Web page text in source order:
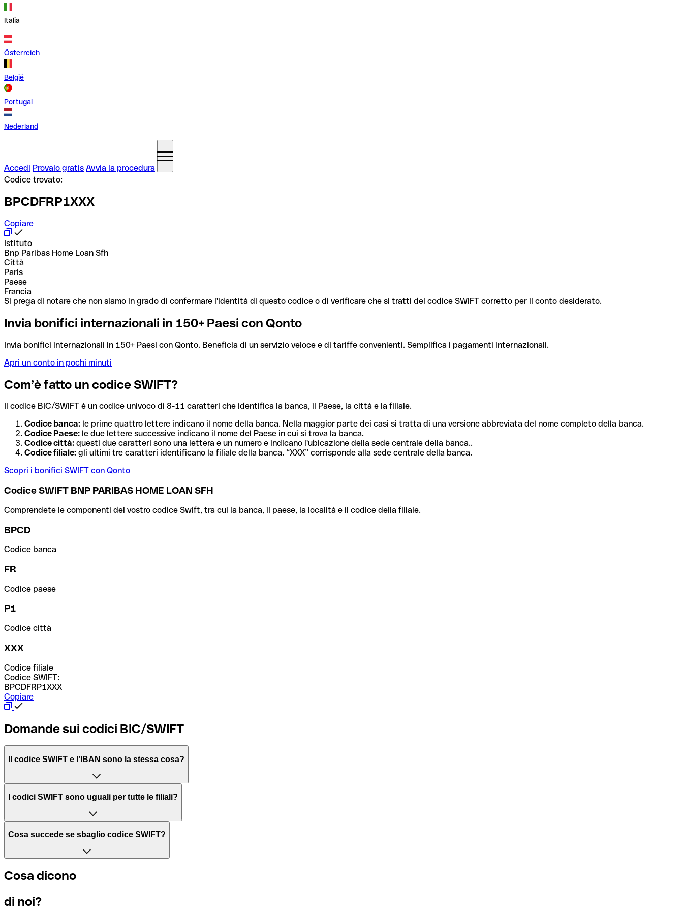
Italia
Österreich
België
Portugal
Nederland
Accedi Provalo gratis Avvia la procedura
Codice trovato:
BPCDFRP1XXX
Copiare
Istituto
Bnp Paribas Home Loan Sfh
Città
Paris
Paese
Francia
Si prega di notare che non siamo in grado di confermare l'identità di questo codice o di verificare che si tratti del codice SWIFT corretto per il conto desiderato.
Invia bonifici internazionali in 150+ Paesi con Qonto
Invia bonifici internazionali in 150+ Paesi con Qonto. Beneficia di un servizio veloce e di tariffe convenienti. Semplifica i pagamenti internazionali.
Apri un conto in pochi minuti
Com’è fatto un codice SWIFT?
Il codice BIC/SWIFT è un codice univoco di 8-11 caratteri che identifica la banca, il Paese, la città e la filiale.
Codice banca: le prime quattro lettere indicano il nome della banca. Nella maggior parte dei casi si tratta di una versione abbreviata del nome completo della banca.
Codice Paese: le due lettere successive indicano il nome del Paese in cui si trova la banca.
Codice città: questi due caratteri sono una lettera e un numero e indicano l'ubicazione della sede centrale della banca..
Codice filiale: gli ultimi tre caratteri identificano la filiale della banca. “XXX” corrisponde alla sede centrale della banca.
Scopri i bonifici SWIFT con Qonto
Codice SWIFT BNP PARIBAS HOME LOAN SFH
Comprendete le componenti del vostro codice Swift, tra cui la banca, il paese, la località e il codice della filiale.
BPCD
Codice banca
FR
Codice paese
P1
Codice città
XXX
Codice filiale
Codice SWIFT:
BPCDFRP1XXX
Copiare
Domande sui codici BIC/SWIFT
Il codice SWIFT e l’IBAN sono la stessa cosa?
L'acronimo SWIFT sta per “Society for Worldwide Interbank Financial Telecommunication”, una rete globale per l’elaborazione dei pagamenti tra diversi Paesi.
Il BIC, invece, sta per “Bank Identifier Code” ed è una sequenza di caratteri necessaria per indirizzare un bonifico internazionale.
I codici SWIFT sono uguali per tutte le filiali?
Dipende dalle banche. In alcuni casi le banche utilizzano lo stesso codice SWIFT per filiali diverse. In altri casi, le banche preferiscono avere un codice SWIFT dedicato per ogni
Per sapere a quale filiale fa riferimento un codice SWIFT, è necessario controllare le ultime cifre. Se il codice termina con XXX, significa che è il codice SWIFT della sede centrale.
Cosa succede se sbaglio codice SWIFT?
Se per caso invii un pagamento a un codice SWIFT esistente ma sbagliato, la banca ricevente deve segnalare che non gestisce il conto del destinatario e stornare il pagamento.
Se ti accorgi di aver usato un codice SWIFT sbagliato, contatta immediatamente la tua banca e chiedi di annullare la transazione.
Cosa dicono
di noi?